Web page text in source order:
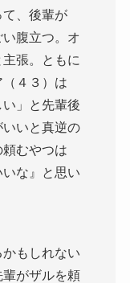
て、後輩が
い腹立つ。オ
張。ともに
４３）は
い」と先輩後
いと真逆の
むやつは
いな』と思い
もしれない
がザルを頼